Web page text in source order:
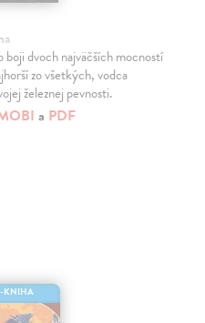
boji dvoch najväčších mocností
zo všetkých, vodca
železnej pevnosti.
a PDF
KNIHA